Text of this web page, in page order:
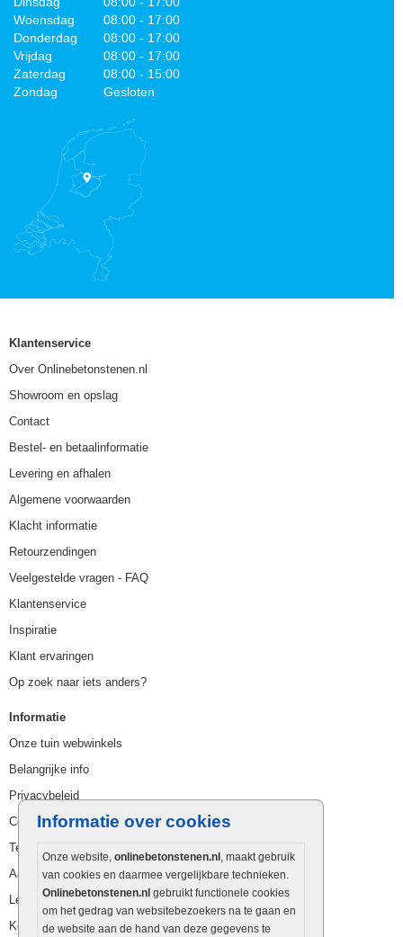
Informatie over cookies
Onze website, onlinebetonstenen.nl , maakt gebruik
van cookies en daarmee vergelijkbare technieken.
Onlinebetonstenen.nl gebruikt functionele cookies
om het gedrag van websitebezoekers na te gaan en
de website aan de hand van deze gegevens te
Woensdag
08:00 - 17:00
Donderdag
08:00 - 17:00
Vrijdag
08:00 - 17:00
Zaterdag
08:00 - 15:00
Zondag
Gesloten
Klantenservice
Over Onlinebetonstenen.nl
Showroom en opslag
Contact
Bestel- en betaalinformatie
Levering en afhalen
Algemene voorwaarden
Klacht informatie
Retourzendingen
Veelgestelde vragen - FAQ
Klantenservice
Inspiratie
Klant ervaringen
Op zoek naar iets anders?
Informatie
Onze tuin webwinkels
Belangrijke info
Privacybeleid
Cookies beleid
Terrastegels schoonmaken
Aanlegtips keramische tegels
Legpatronen keramische tegels
Keramische tuintegels onderhouden